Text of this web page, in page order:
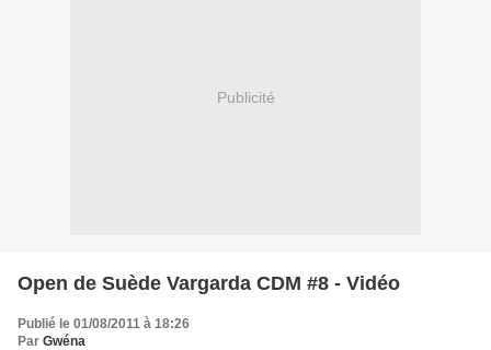
Publicité
Open de Suède Vargarda CDM #8 - Vidéo
Publié le 01/08/2011 à 18:26
Par Gwéna